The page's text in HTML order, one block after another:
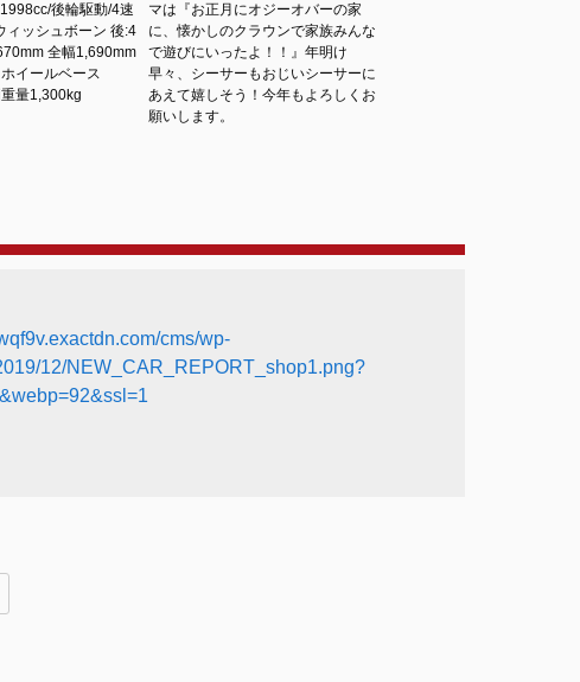
後輪駆動/4速
ィッシュボーン 後:4
全幅1,690mm
イールベース
量1,300kg
マは『お正月にオジーオバーの家
に、懐かしのクラウンで家族みんな
で遊びにいったよ！！』年明け
早々、シーサーもおじいシーサーに
あえて嬉しそう！今年もよろしくお
願いします。